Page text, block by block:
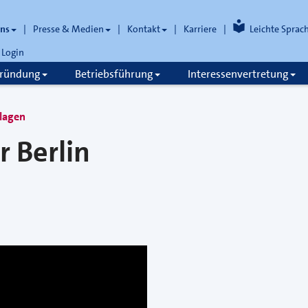
Presse & Medien Kontakt Karriere
Leichte
Login
Betriebsführung Interessenvertretung
Berlin